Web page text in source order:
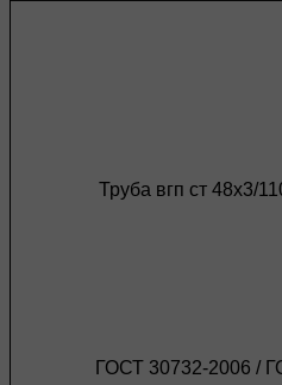
Труба вгп ст 48х3/
ГОСТ 30732-2006 /